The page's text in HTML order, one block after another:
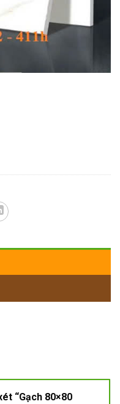
“Gạch 80×80